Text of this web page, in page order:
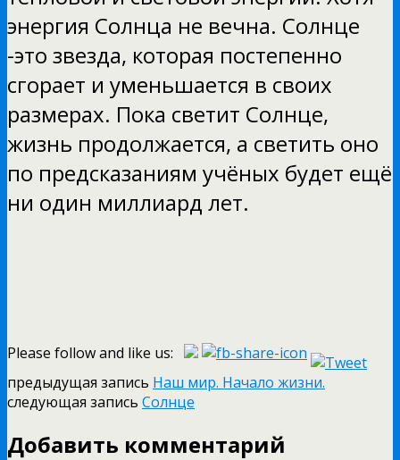
энергия Солнца не вечна. Солнце
-это звезда, которая постепенно
сгорает и уменьшается в своих
размерах. Пока светит Солнце,
жизнь продолжается, а светить оно
по предсказаниям учёных будет ещё
ни один миллиард лет.
Please follow and like us:
предыдущая запись Наш мир. Начало жизни.
следующая запись Солнце
Добавить комментарий